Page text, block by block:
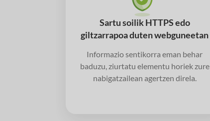
Sartu soilik HTTPS edo
giltzarrapoa duten webguneetan
Informazio sentikorra eman behar
baduzu, ziurtatu elementu horiek zure
nabigatzailean agertzen direla.